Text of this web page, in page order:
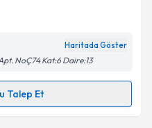
ilişkinAydınlatma
Haritada Göster
NoÇ74 Kat:6 Daire:13
Talep Et